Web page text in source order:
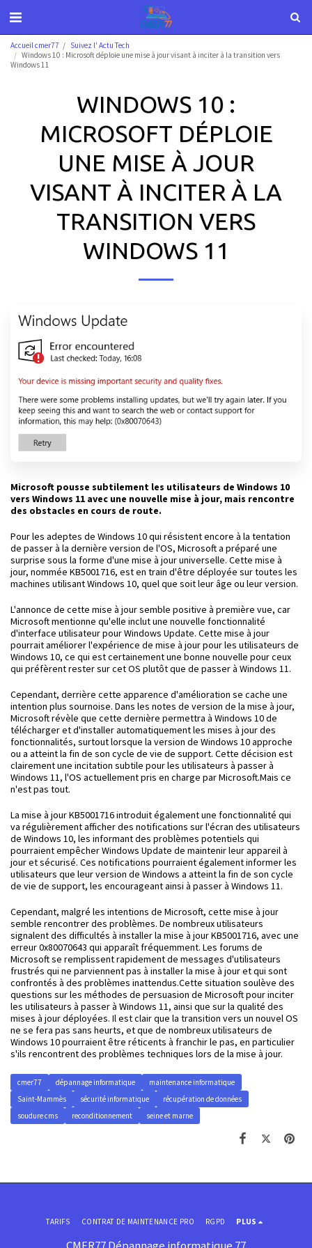
Accueil cmer77
Suivez l' Actu Tech
Windows 10 : Microsoft déploie une mise à jour visant à inciter à la transition vers
Windows 11
WINDOWS 10 :
MICROSOFT DÉPLOIE
UNE MISE À JOUR
VISANT À INCITER À LA
TRANSITION VERS
WINDOWS 11
Microsoft pousse subtilement les utilisateurs de Windows 10
vers Windows 11 avec une nouvelle mise à jour, mais rencontre
des obstacles en cours de route.
Pour les adeptes de Windows 10 qui résistent encore à la tentation
de passer à la dernière version de l'OS, Microsoft a préparé une
surprise sous la forme d'une mise à jour universelle. Cette mise à
jour, nommée KB5001716, est en train d'être déployée sur toutes les
machines utilisant Windows 10, quel que soit leur âge ou leur version.
L'annonce de cette mise à jour semble positive à première vue, car
Microsoft mentionne qu'elle inclut une nouvelle fonctionnalité
d'interface utilisateur pour Windows Update. Cette mise à jour
pourrait améliorer l'expérience de mise à jour pour les utilisateurs de
Windows 10, ce qui est certainement une bonne nouvelle pour ceux
qui préfèrent rester sur cet OS plutôt que de passer à Windows 11.
Cependant, derrière cette apparence d'amélioration se cache une
intention plus sournoise. Dans les notes de version de la mise à jour,
Microsoft révèle que cette dernière permettra à Windows 10 de
télécharger et d'installer automatiquement les mises à jour des
fonctionnalités, surtout lorsque la version de Windows 10 approche
ou a atteint la fin de son cycle de vie de support. Cette décision est
clairement une incitation subtile pour les utilisateurs à passer à
Windows 11, l'OS actuellement pris en charge par Microsoft.Mais ce
n'est pas tout.
La mise à jour KB5001716 introduit également une fonctionnalité qui
va régulièrement afficher des notifications sur l'écran des utilisateurs
de Windows 10, les informant des problèmes potentiels qui
pourraient empêcher Windows Update de maintenir leur appareil à
jour et sécurisé. Ces notifications pourraient également informer les
utilisateurs que leur version de Windows a atteint la fin de son cycle
de vie de support, les encourageant ainsi à passer à Windows 11.
Cependant, malgré les intentions de Microsoft, cette mise à jour
semble rencontrer des problèmes. De nombreux utilisateurs
signalent des difficultés à installer la mise à jour KB5001716, avec une
erreur 0x80070643 qui apparaît fréquemment. Les forums de
Microsoft se remplissent rapidement de messages d'utilisateurs
frustrés qui ne parviennent pas à installer la mise à jour et qui sont
confrontés à des problèmes inattendus.Cette situation soulève des
questions sur les méthodes de persuasion de Microsoft pour inciter
les utilisateurs à passer à Windows 11, ainsi que sur la qualité des
mises à jour déployées. Il est clair que la transition vers un nouvel OS
ne se fera pas sans heurts, et que de nombreux utilisateurs de
Windows 10 pourraient être réticents à franchir le pas, en particulier
s'ils rencontrent des problèmes techniques lors de la mise à jour.
cmer77 dépannage informatique
maintenance informatique
Saint-Mammès
sécurité informatique
récupération de données
soudure cms
reconditionnement seine et marne
TARIFS CONTRAT DE MAINTENANCE PRO RGPD PLUS